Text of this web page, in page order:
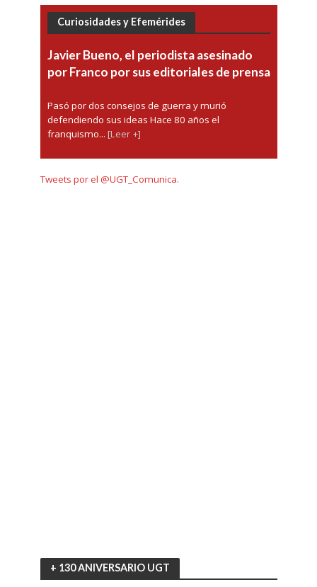
Curiosidades y Efemérides
Javier Bueno, el periodista asesinado
por Franco por sus editoriales de prensa
Pasó por dos consejos de guerra y murió
defendiendo sus ideas Hace 80 años el
franquismo... [Leer +]
Tweets por el @UGT_Comunica.
+ 130 ANIVERSARIO UGT